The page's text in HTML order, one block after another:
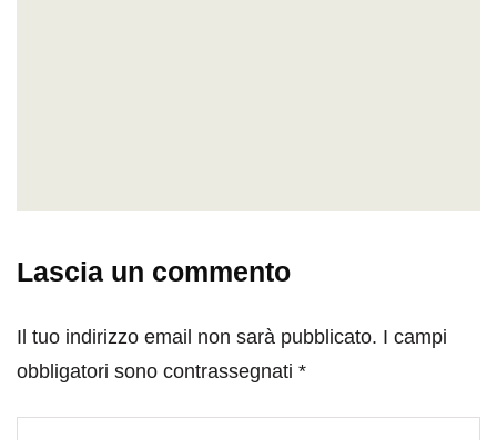
Lascia un commento
Il tuo indirizzo email non sarà pubblicato. I campi
obbligatori sono contrassegnati *